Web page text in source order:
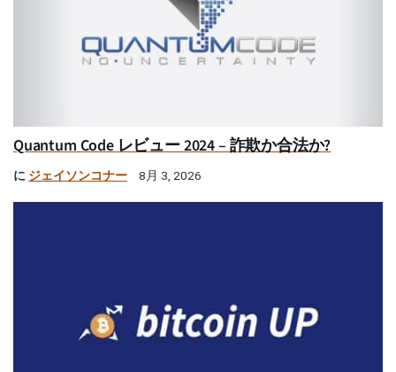
Quantum Code レビュー 2024 – 詐欺か合法か?
に ジェイソンコナー 8月 3, 2026